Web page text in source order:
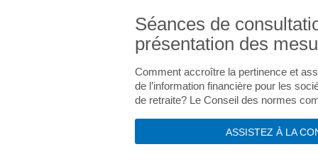
Séances de
présentation des
Comment accroître la pertinence et
de l’information financière pour les
de retraite? Le Conseil des normes
ASSISTEZ À LA